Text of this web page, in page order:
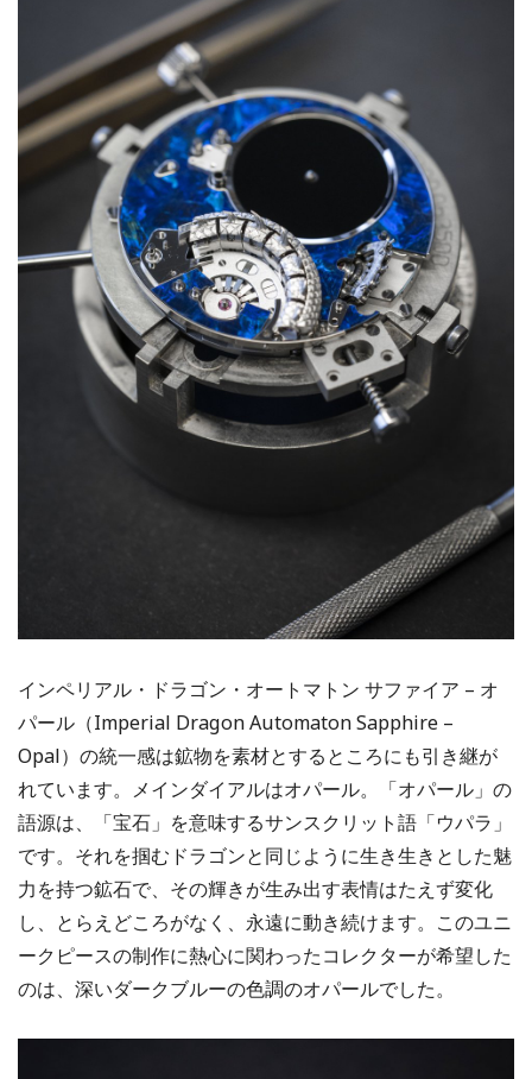
インペリアル・ドラゴン・オートマトン サファイア – オ
パール（Imperial Dragon Automaton Sapphire –
Opal）の統一感は鉱物を素材とするところにも引き継が
れています。メインダイアルはオパール。「オパール」の
語源は、「宝石」を意味するサンスクリット語「ウパラ」
です。それを掴むドラゴンと同じように生き生きとした魅
力を持つ鉱石で、その輝きが生み出す表情はたえず変化
し、とらえどころがなく、永遠に動き続けます。このユニ
ークピースの制作に熱心に関わったコレクターが希望した
のは、深いダークブルーの色調のオパールでした。